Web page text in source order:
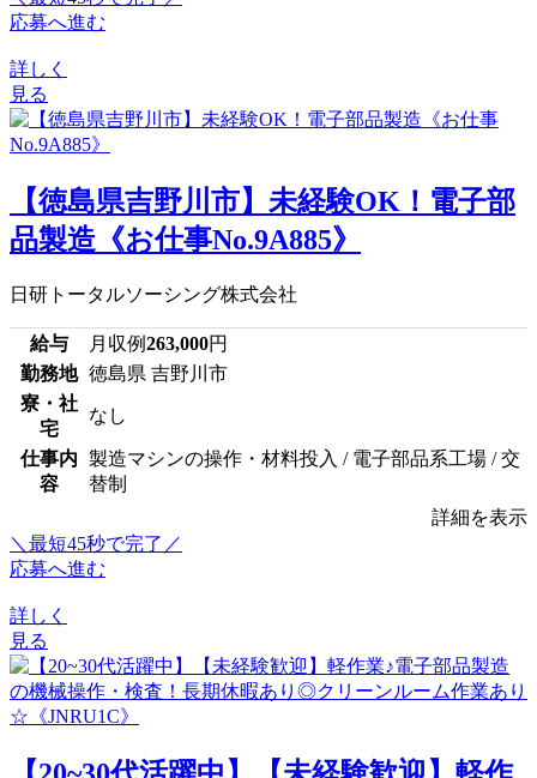
応募へ進む
詳しく
見る
【徳島県吉野川市】未経験OK！電子部
品製造《お仕事No.9A885》
日研トータルソーシング株式会社
給与 月収例263,000円
勤務地 徳島県 吉野川市
寮・社
宅
なし
仕事内
容
製造マシンの操作・材料投入 / 電子部品系工場 / 交
替制
詳細を表示
＼最短45秒で完了／
応募へ進む
詳しく
見る